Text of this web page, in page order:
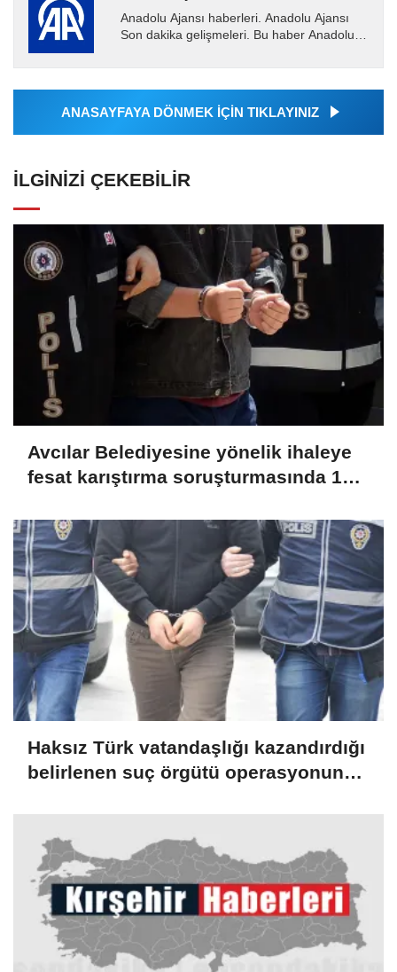
Anadolu Ajansı haberleri. Anadolu Ajansı
Son dakika gelişmeleri. Bu haber Anadolu
Ajansı tarafından...
ANASAYFAYA DÖNMEK İÇİN TIKLAYINIZ
İLGINIZI ÇEKEBILIR
Avcılar Belediyesine yönelik ihaleye
fesat karıştırma soruşturmasında 12
(GÜNCELLEME)
Haksız Türk vatandaşlığı kazandırdığı
belirlenen suç örgütü operasyonunda